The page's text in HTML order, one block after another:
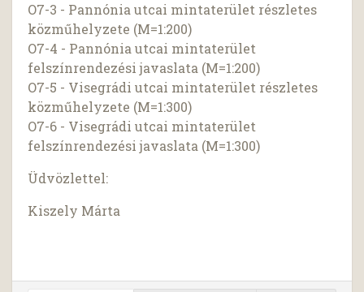
O7-3 - Pannónia utcai mintaterület részletes
közműhelyzete (M=1:200)
O7-4 - Pannónia utcai mintaterület
felszínrendezési javaslata (M=1:200)
O7-5 - Visegrádi utcai mintaterület részletes
közműhelyzete (M=1:300)
O7-6 - Visegrádi utcai mintaterület
felszínrendezési javaslata (M=1:300)
Üdvözlettel:
Kiszely Márta